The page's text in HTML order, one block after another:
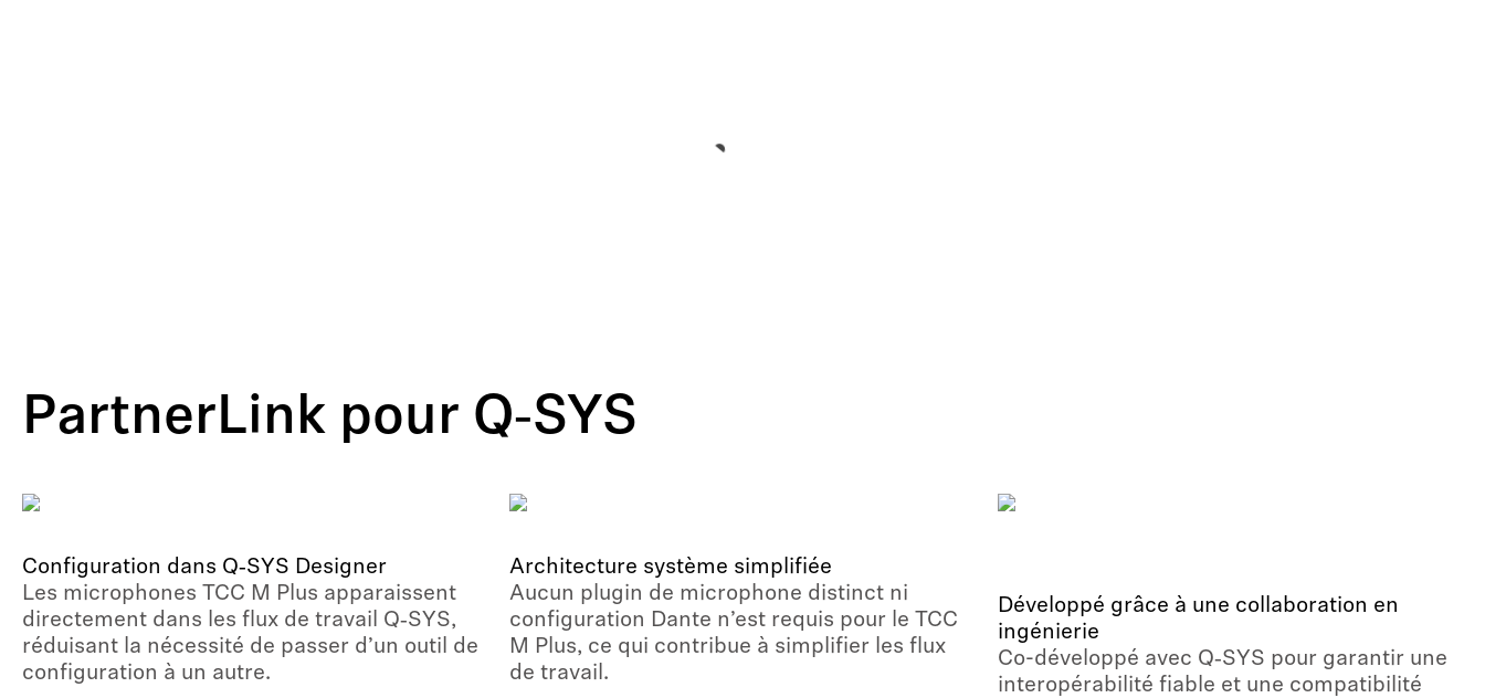
PartnerLink pour Q‑SYS
Configuration dans Q‑SYS Designer
Les microphones TCC M Plus apparaissent
directement dans les flux de travail Q‑SYS,
réduisant la nécessité de passer d’un outil de
configuration à un autre.
Architecture système simplifiée
Aucun plugin de microphone distinct ni
configuration Dante n’est requis pour le TCC
M Plus, ce qui contribue à simplifier les flux
de travail.
Développé grâce à une collaboration en
ingénierie
Co-développé avec Q‑SYS pour garantir une
interopérabilité fiable et une compatibilité